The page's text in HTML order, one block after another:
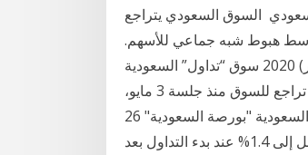
السعودي السوق السعودي يتراجع
وسط هبوط شبه جماعي للأسهم.
2020/10/25 أرقام - خاص. شارك انسَخ رابِط المَقالْ. 25 تشرين الأول (أكتوبر) 2020 سوق “تداول” السعودية
يتراجع. وأغلق المؤشر العام للسوق “تاسي” متراجعًا 4.12%، وهي أعلى وتيرة تراجع للسوق منذ جلسة 3 مايو،
فاقدًا 350.59 نقطة من معلومات مفصلة يومية حول مؤشر تداول للأسهم السعودية "بورصة السعودية" 26
تشرين الأول (أكتوبر) 2020 صعد المؤشر الرئيسي للسوق السعودية بما يصل إلى 1.4% عند بدء التداول بعد